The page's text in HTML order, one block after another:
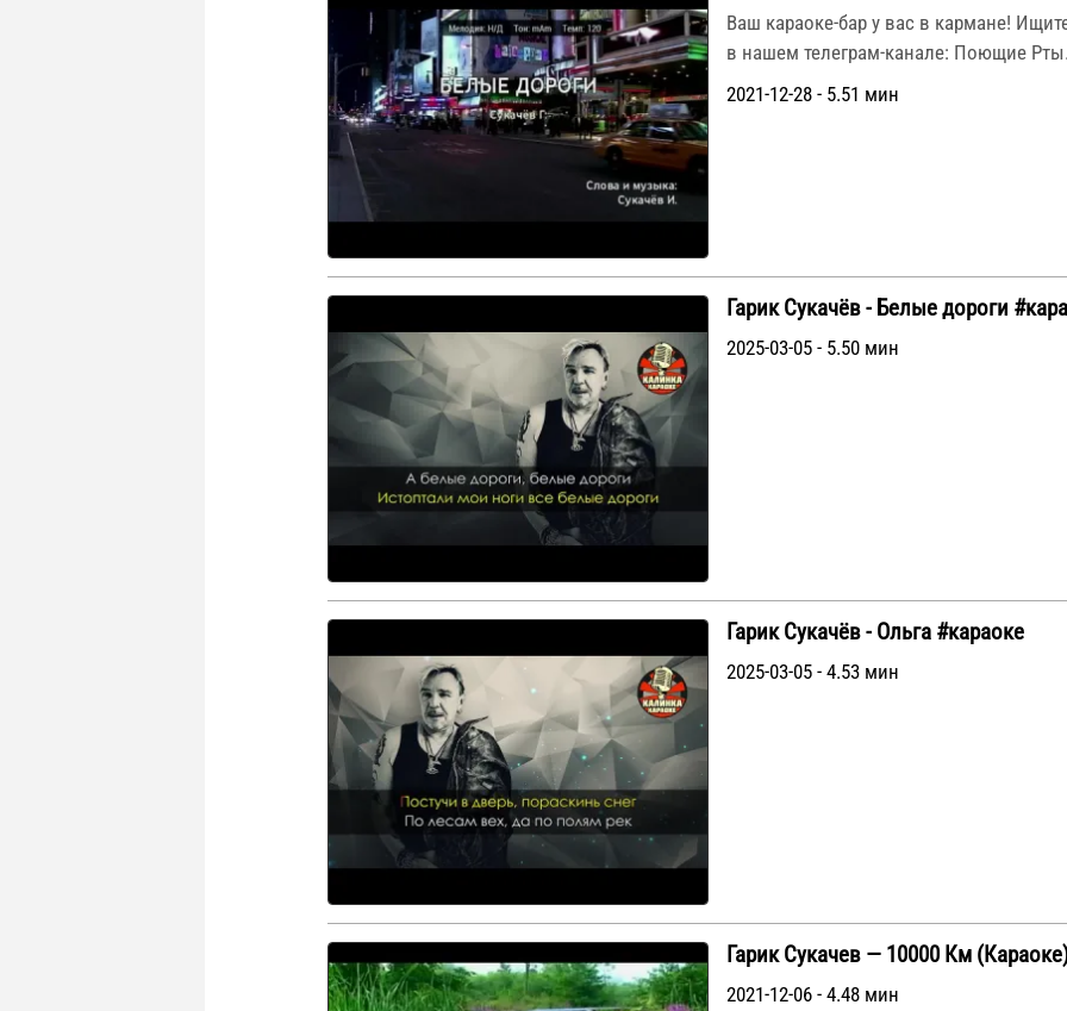
Ваш караоке-бар у вас в кармане!
в нашем телеграм-канале: Поющие
2021-12-28 - 5.51 мин
Гарик Сукачёв - Белые дороги
2025-03-05 - 5.50 мин
Гарик Сукачёв - Ольга #караоке
2025-03-05 - 4.53 мин
Гарик Сукачев — 10000 Км
2021-12-06 - 4.48 мин